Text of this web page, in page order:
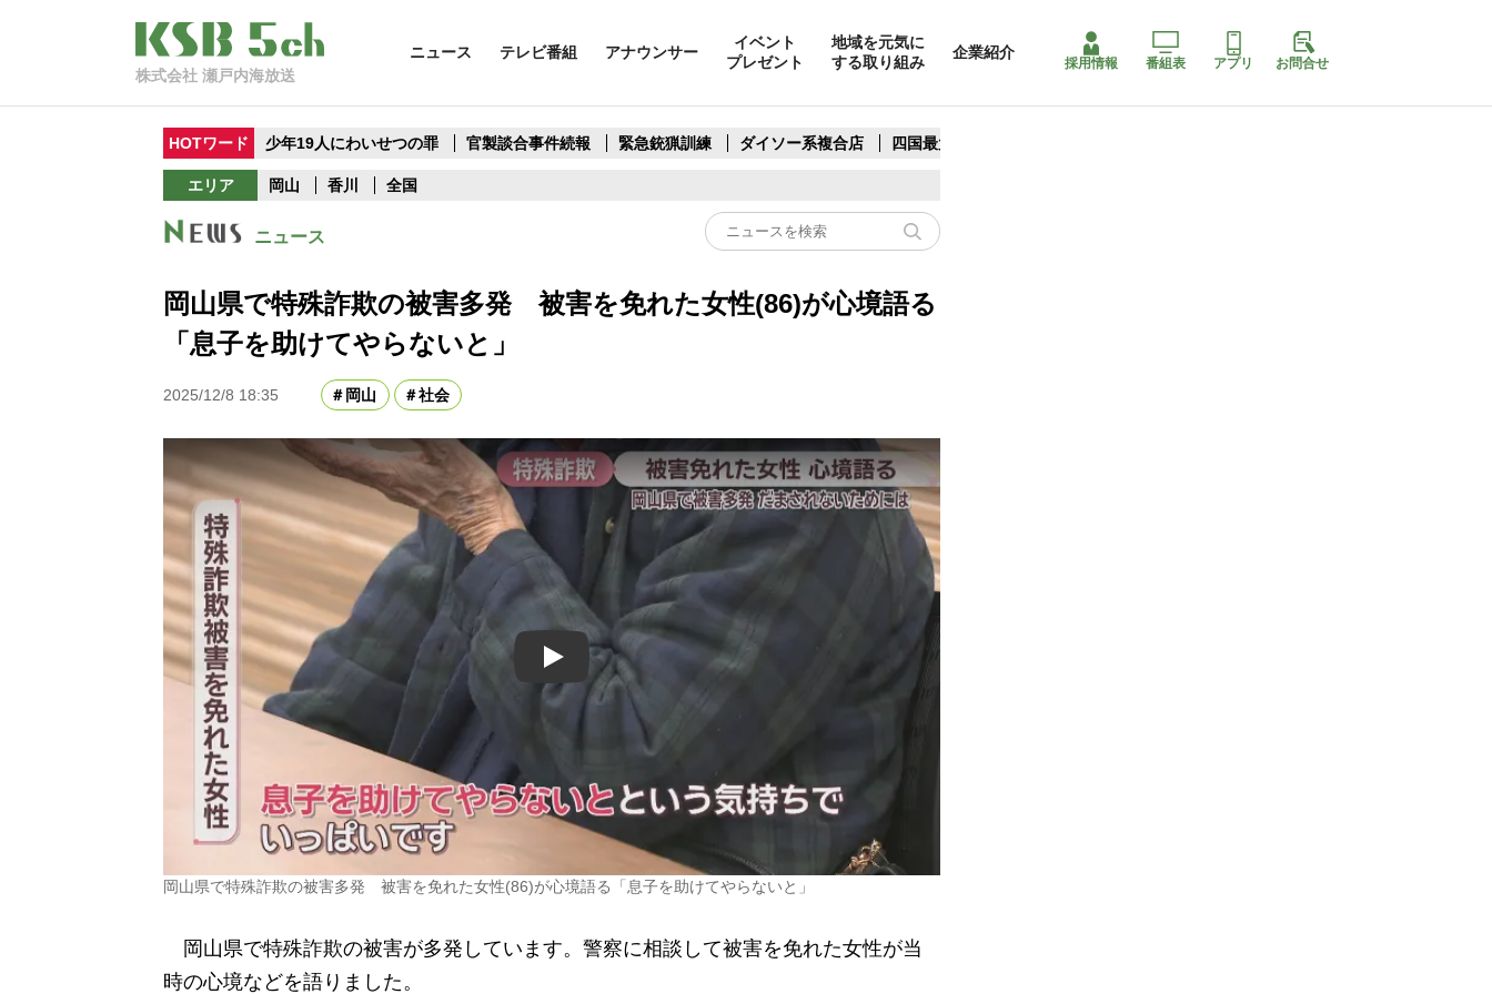
株式会社 瀬戸内海放送
ニュース テレビ番組 アナウンサー
イベント
プレゼント
地域を元気に
する取り組み
企業紹介
採用情報 番組表 アプリ お問合せ
HOTワード 少年19人にわいせつの罪 官製談合事件続報 緊急銃猟訓練 ダイソー系複合店 四国最大スリコ
エリア 岡山 香川 全国
ニュース
岡山県で特殊詐欺の被害多発 被害を免れた女性(86)が心境語る
「息子を助けてやらないと」
2025/12/8 18:35 岡山 社会
Play
岡山県で特殊詐欺の被害多発 被害を免れた女性(86)が心境語る「息子を助けてやらないと」
岡山県で特殊詐欺の被害が多発しています。警察に相談して被害を免れた女性が当
時の心境などを語りました。